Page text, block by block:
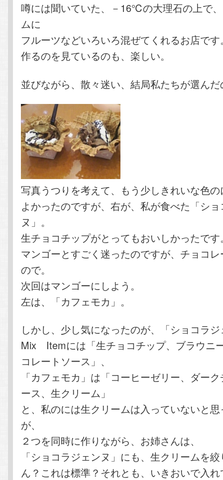
噂には聞いていた、－16℃の大理石の上で
ムに
フルーツなどいろいろ混ぜてくれるお店です
作るのを見ているのも、楽しい。
並びながら、散々迷い、結局私たちが選ん
写真うつりを考えて、もう少しきれいな色
よかったのですが、右が、私が食べた「シ
ヌ」。
生チョコチップがとってもおいしかったです
マンゴーとすごく迷ったのですが、チョコ
ので。
次回はマンゴーにしよう。
左は、「カフェモカ」。
しかし、少し気になったのが、「ショコラ
Mix Itemには「生チョコチップ、ブラウニ
コレートソース」、
「カフェモカ」は「コーヒーゼリー、ダー
ース、生クリーム」
と、私のには生クリームは入っていないと
が、
２つを同時に作りながら、お姉さんは、
「ショコラジェンヌ」にも、生クリームを
ん？これは標準？それとも、いきおいで入